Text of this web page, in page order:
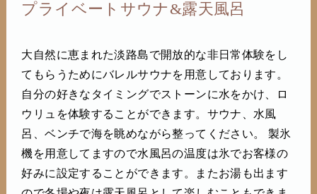
プライベートサウナ&露天風呂
大自然に恵まれた淡路島で開放的な非日常体験をし
てもらうためにバレルサウナを用意しております。
自分の好きなタイミングでストーンに水をかけ、ロ
ウリュを体験することができます。サウナ、水風
呂、ベンチで海を眺めながら整ってください。 製氷
機を用意してますので水風呂の温度は氷でお客様の
好みに設定することができます。またお湯も出ます